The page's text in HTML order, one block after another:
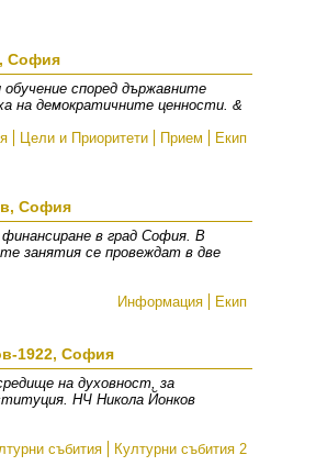
София
според държавните
на демократичните ценности. &
Цели и Приоритети Прием Екип
София
в град София. В
занятия се провеждат в две
Информация
Екип
1922, София
на духовност, за
НЧ Никола Йонков
събития Културни събития 2